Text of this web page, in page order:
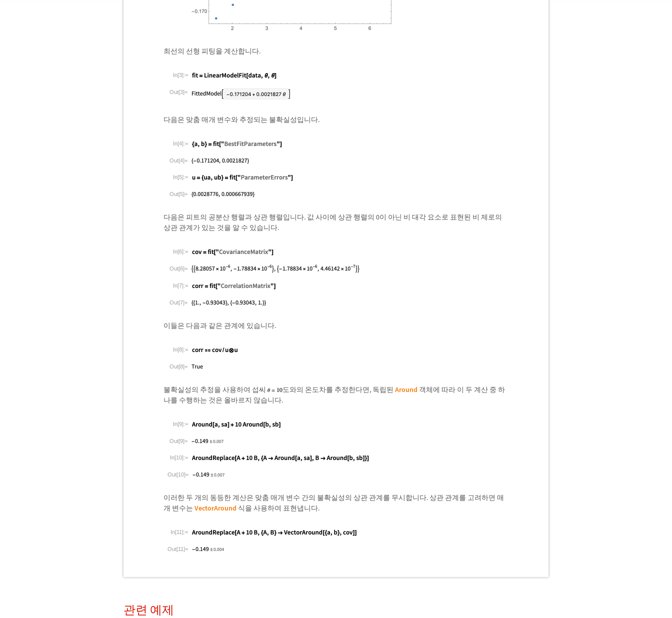
최선의 선형 피팅을 계산합니다.
In[3]:=
Out[3]=
다음은 맞춤 매개 변수와 추정되는 불확실성입니다.
In[4]:=
Out[4]=
In[5]:=
Out[5]=
다음은 피트의 공분산 행렬과 상관 행렬입니다. 값 사이에 상관 행렬의 0이 아닌 비 대각 요소로 표현된 비 제로의
상관 관계가 있는 것을 알 수 있습니다.
In[6]:=
Out[6]=
In[7]:=
Out[7]=
이들은 다음과 같은 관계에 있습니다.
In[8]:=
Out[8]=
불확실성의 추정을 사용하여 섭씨 도와의 온도차를 추정한다면, 독립된 Around 객체에 따라 이 두 계산 중 하
나를 수행하는 것은 올바르지 않습니다.
In[9]:=
Out[9]=
In[10]:=
Out[10]=
이러한 두 개의 동등한 계산은 맞춤 매개 변수 간의 불확실성의 상관 관계를 무시합니다. 상관 관계를 고려하면 매
개 변수는 VectorAround 식을 사용하여 표현냅니다.
In[11]:=
Out[11]=
관련 예제